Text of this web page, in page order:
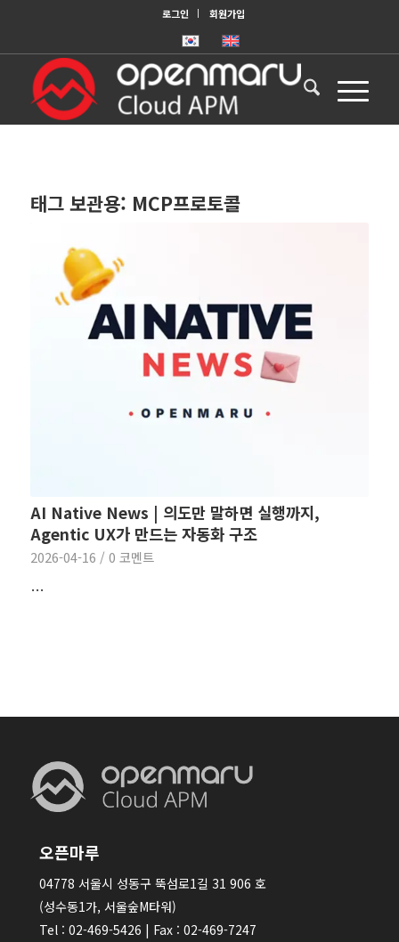
로그인 회원가입
태그 보관용: MCP프로토콜
AI Native News | 의도만 말하면 실행까지,
Agentic UX가 만드는 자동화 구조
2026-04-16 / 0 코멘트
…
오픈마루
04778 서울시 성동구 뚝섬로1길 31 906 호
(성수동1가, 서울숲M타워)
Tel : 02-469-5426 | Fax : 02-469-7247